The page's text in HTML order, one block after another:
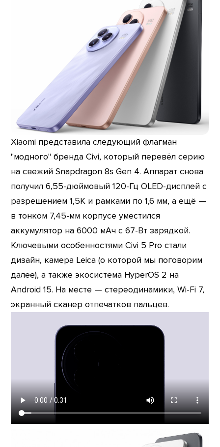
Xiaomi представила следующий флагман
"модного" бренда Civi, который перевёл серию
на свежий Snapdragon 8s Gen 4. Аппарат снова
получил 6,55-дюймовый 120-Гц OLED-дисплей с
разрешением 1,5К и рамками по 1,6 мм, а ещё —
в тонком 7,45-мм корпусе уместился
аккумулятор на 6000 мАч с 67-Вт зарядкой.
Ключевыми особенностями Civi 5 Pro стали
дизайн, камера Leica (о которой мы поговорим
далее), а также экосистема HyperOS 2 на
Android 15. На месте — стереодинамики, Wi-Fi 7,
экранный сканер отпечатков пальцев.